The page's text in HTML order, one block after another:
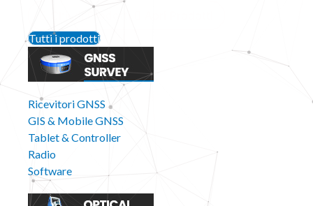
Tutti i prodotti
Ricevitori GNSS
GIS & Mobile GNSS
Tablet & Controller
Radio
Software